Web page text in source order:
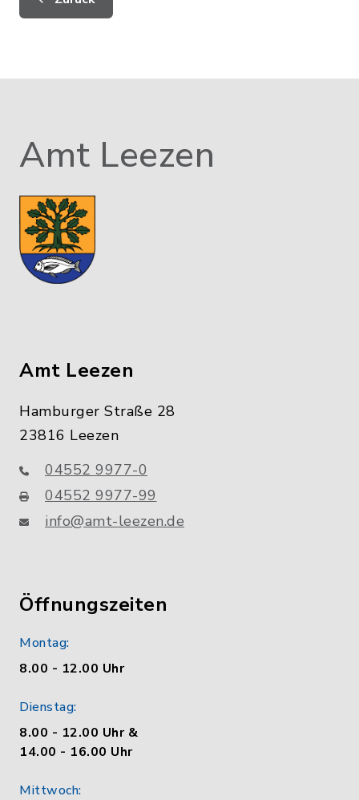
Amt Leezen
Amt Leezen
Hamburger Straße 28
23816 Leezen
04552 9977-0
04552 9977-99
info@amt-leezen.de
Öffnungszeiten
Montag:
8.00 - 12.00 Uhr
Dienstag:
8.00 - 12.00 Uhr &
14.00 - 16.00 Uhr
Mittwoch: